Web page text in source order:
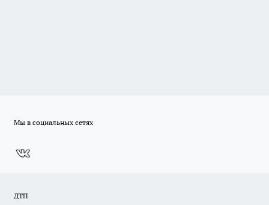
Мы в социальных сетях
ДТП